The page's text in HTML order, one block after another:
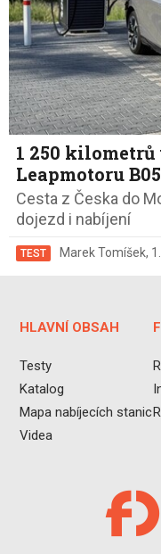
1 250
Leapmotoru B05
Cesta z Česka do
dojezd i nabíjení
TEST Marek Tomíšek,
HLAVNÍ OBSAH
Testy
Katalog
Mapa nabíjecích stanic
Videa